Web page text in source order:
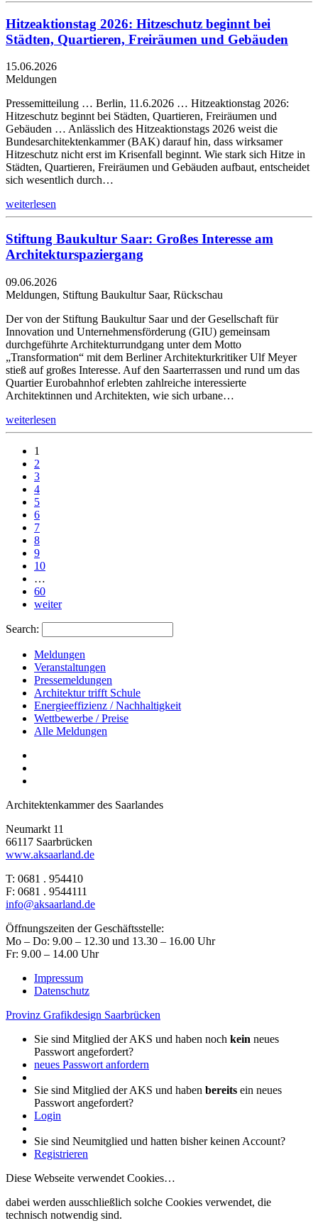
Hitzeaktionstag 2026: Hitzeschutz beginnt bei
Städten, Quartieren, Freiräumen und Gebäuden
15.06.2026
Meldungen
Pressemitteilung … Berlin, 11.6.2026 … Hitzeaktionstag 2026:
Hitzeschutz beginnt bei Städten, Quartieren, Freiräumen und
Gebäuden … Anlässlich des Hitzeaktionstags 2026 weist die
Bundesarchitektenkammer (BAK) darauf hin, dass wirksamer
Hitzeschutz nicht erst im Krisenfall beginnt. Wie stark sich Hitze in
Städten, Quartieren, Freiräumen und Gebäuden aufbaut, entscheidet
sich wesentlich durch…
weiterlesen
Stiftung Baukultur Saar: Großes Interesse am
Architekturspaziergang
09.06.2026
Meldungen, Stiftung Baukultur Saar, Rückschau
Der von der Stiftung Baukultur Saar und der Gesellschaft für
Innovation und Unternehmensförderung (GIU) gemeinsam
durchgeführte Architekturrundgang unter dem Motto
„Transformation“ mit dem Berliner Architekturkritiker Ulf Meyer
stieß auf großes Interesse. Auf den Saarterrassen und rund um das
Quartier Eurobahnhof erlebten zahlreiche interessierte
Architektinnen und Architekten, wie sich urbane…
weiterlesen
1
2
3
4
5
6
7
8
9
10
…
60
weiter
Search:
Meldungen
Veranstaltungen
Pressemeldungen
Architektur trifft Schule
Energieeffizienz / Nachhaltigkeit
Wettbewerbe / Preise
Alle Meldungen
Architektenkammer des Saarlandes
Neumarkt 11
66117 Saarbrücken
www.aksaarland.de
T: 0681 . 954410
F: 0681 . 9544111
info@aksaarland.de
Öffnungszeiten der Geschäftsstelle:
Mo – Do: 9.00 – 12.30 und 13.30 – 16.00 Uhr
Fr: 9.00 – 14.00 Uhr
Impressum
Datenschutz
Provinz Grafikdesign Saarbrücken
Sie sind Mitglied der AKS und haben noch kein neues
Passwort angefordert?
neues Passwort anfordern
Sie sind Mitglied der AKS und haben bereits ein neues
Passwort angefordert?
Login
Sie sind Neumitglied und hatten bisher keinen Account?
Registrieren
Diese Webseite verwendet Cookies…
dabei werden ausschließlich solche Cookies verwendet, die
technisch notwendig sind.